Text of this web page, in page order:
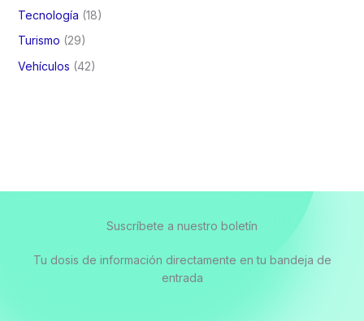
Tecnología (18)
Turismo (29)
Vehículos (42)
Suscríbete a nuestro boletín
Tu dosis de información directamente en tu bandeja de
entrada